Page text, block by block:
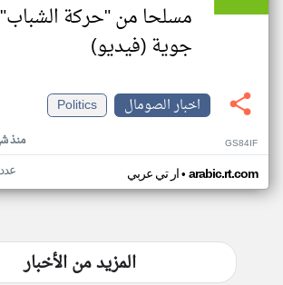
مسلحا من "حركة
جوية (فيديو)
اخبار الصومال
Politics
منذ GS84IF
ار تي عربي• arabic.rt.com عدد
المزيد من الأخبار